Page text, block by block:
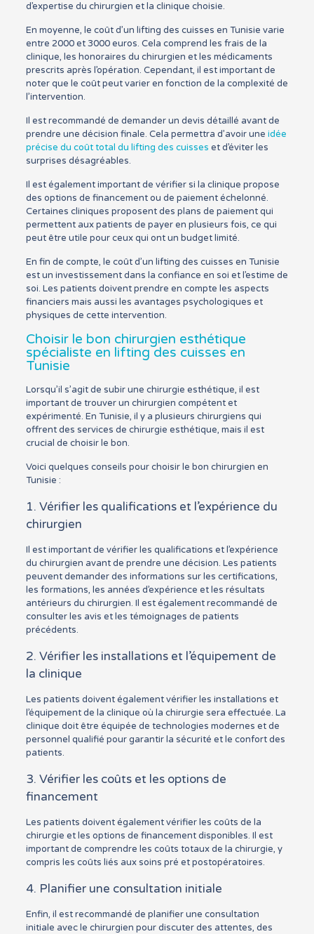
d’expertise du chirurgien et la clinique choisie.
En moyenne, le coût d’un lifting des cuisses en Tunisie varie
entre 2000 et 3000 euros. Cela comprend les frais de la
clinique, les honoraires du chirurgien et les médicaments
prescrits après l’opération. Cependant, il est important de
noter que le coût peut varier en fonction de la complexité de
l’intervention.
Il est recommandé de demander un devis détaillé avant de
prendre une décision finale. Cela permettra d’avoir une idée
précise du coût total du lifting des cuisses et d’éviter les
surprises désagréables.
Il est également important de vérifier si la clinique propose
des options de financement ou de paiement échelonné.
Certaines cliniques proposent des plans de paiement qui
permettent aux patients de payer en plusieurs fois, ce qui
peut être utile pour ceux qui ont un budget limité.
En fin de compte, le coût d’un lifting des cuisses en Tunisie
est un investissement dans la confiance en soi et l’estime de
soi. Les patients doivent prendre en compte les aspects
financiers mais aussi les avantages psychologiques et
physiques de cette intervention.
Choisir le bon chirurgien esthétique
spécialiste en lifting des cuisses en
Tunisie
Lorsqu’il s’agit de subir une chirurgie esthétique, il est
important de trouver un chirurgien compétent et
expérimenté. En Tunisie, il y a plusieurs chirurgiens qui
offrent des services de chirurgie esthétique, mais il est
crucial de choisir le bon.
Voici quelques conseils pour choisir le bon chirurgien en
Tunisie :
1. Vérifier les qualifications et l’expérience du
chirurgien
Il est important de vérifier les qualifications et l’expérience
du chirurgien avant de prendre une décision. Les patients
peuvent demander des informations sur les certifications,
les formations, les années d’expérience et les résultats
antérieurs du chirurgien. Il est également recommandé de
consulter les avis et les témoignages de patients
précédents.
2. Vérifier les installations et l’équipement de
la clinique
Les patients doivent également vérifier les installations et
l’équipement de la clinique où la chirurgie sera effectuée. La
clinique doit être équipée de technologies modernes et de
personnel qualifié pour garantir la sécurité et le confort des
patients.
3. Vérifier les coûts et les options de
financement
Les patients doivent également vérifier les coûts de la
chirurgie et les options de financement disponibles. Il est
important de comprendre les coûts totaux de la chirurgie, y
compris les coûts liés aux soins pré et postopératoires.
4. Planifier une consultation initiale
Enfin, il est recommandé de planifier une consultation
initiale avec le chirurgien pour discuter des attentes, des